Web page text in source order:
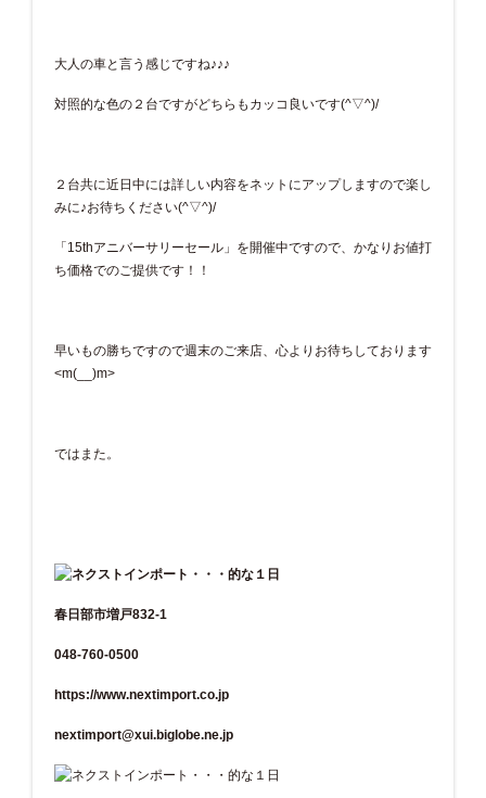
大人の車と言う感じですね♪♪♪
対照的な色の２台ですがどちらもカッコ良いです(^▽^)/
２台共に近日中には詳しい内容をネットにアップしますので楽し
みに♪お待ちください(^▽^)/
「15thアニバーサリーセール」を開催中ですので、かなりお値打
ち価格でのご提供です！！
早いもの勝ちですので週末のご来店、心よりお待ちしております
<m(__)m>
ではまた。
春日部市増戸832-1
048-760-0500
https://www.nextimport.co.jp
nextimport@xui.biglobe.ne.jp